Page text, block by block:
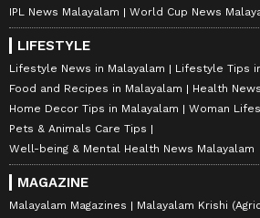
IPL News Malayalam
World Cup News
LIFESTYLE
Lifestyle News in Malayalam
Lifestyle Tips
Food and Recipes in Malayalam
Health
Home Decor Tips in Malayalam
Woman
Pets & Animals Care Tips
Well-being & Mental Health News Malayalam
MAGAZINE
Malayalam Magazines
Malayalam Krishi